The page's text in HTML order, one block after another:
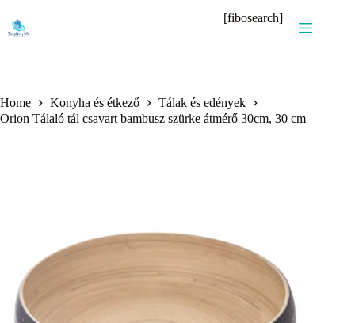
content
[fibosearch]
Home Konyha és étkező
Tálak és edények
Orion Tálaló tál csavart bambusz szürke átmérő 30cm, 30 cm